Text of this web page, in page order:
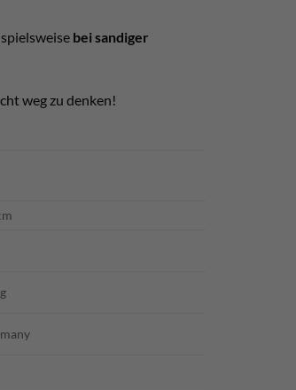
bei sandiger
weg zu denken!